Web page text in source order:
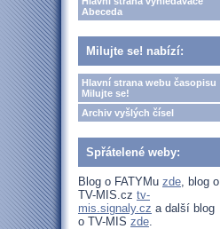
Abeceda
Milujte se! nabízí:
Hlavní strana webu časopisu
Milujte se!
Archiv vyšlých čísel
Spřátelené weby:
Blog o FATYMu zde, blog o
TV-MIS.cz tv-
mis.signaly.cz a další blog
o TV-MIS zde.